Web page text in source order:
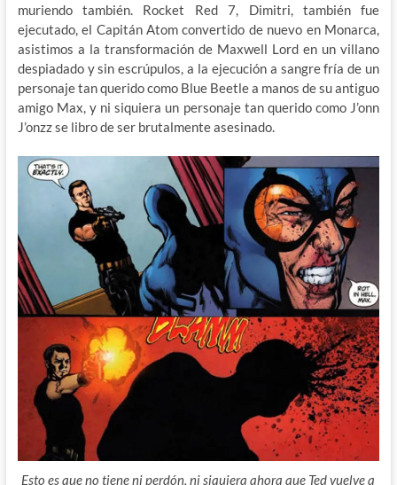
muriendo también. Rocket Red 7, Dimitri, también fue
ejecutado, el Capitán Atom convertido de nuevo en Monarca,
asistimos a la transformación de Maxwell Lord en un villano
despiadado y sin escrúpulos, a la ejecución a sangre fría de un
personaje tan querido como Blue Beetle a manos de su antiguo
amigo Max, y ni siquiera un personaje tan querido como J’onn
J’onzz se libro de ser brutalmente asesinado.
Esto es que no tiene ni perdón, ni siquiera ahora que Ted vuelve a